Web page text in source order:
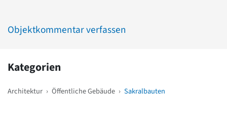
Objektkommentar verfassen
Kategorien
Architektur › Öffentliche Gebäude › Sakralbauten